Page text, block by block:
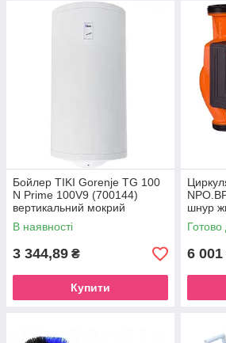
Бойлер TIKI Gorenje TG 100
N Prime 100V9 (700144)
вертикальний мокрий
В наявності
3 344,89 ₴
Купити
шнур
Готово
6 001